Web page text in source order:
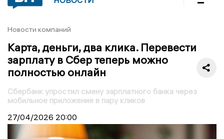
Новости компаний
Карта, деньги, два клика. Перевести
зарплату в Сбер теперь можно
полностью онлайн
Сбербанк упростил смену зарплатного банка через
мобильное приложение в пару кликов
27/04/2026 20:00